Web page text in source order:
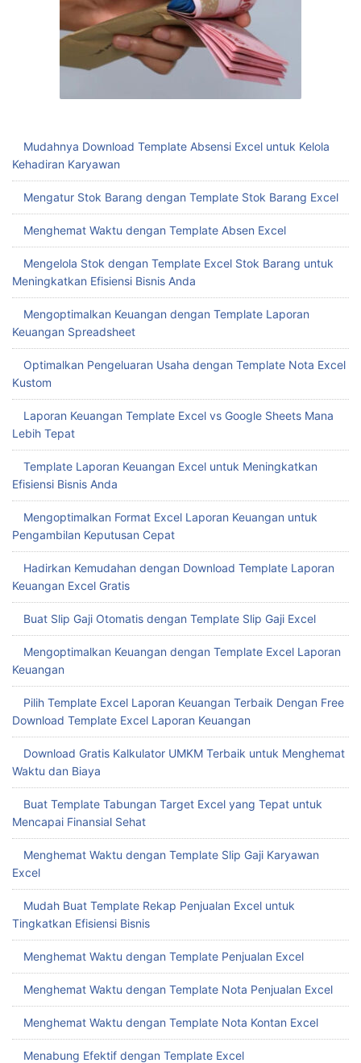
Mudahnya Download Template Absensi Excel untuk Kelola
Kehadiran Karyawan
Mengatur Stok Barang dengan Template Stok Barang Excel
Menghemat Waktu dengan Template Absen Excel
Mengelola Stok dengan Template Excel Stok Barang untuk
Meningkatkan Efisiensi Bisnis Anda
Mengoptimalkan Keuangan dengan Template Laporan
Keuangan Spreadsheet
Optimalkan Pengeluaran Usaha dengan Template Nota Excel
Kustom
Laporan Keuangan Template Excel vs Google Sheets Mana
Lebih Tepat
Template Laporan Keuangan Excel untuk Meningkatkan
Efisiensi Bisnis Anda
Mengoptimalkan Format Excel Laporan Keuangan untuk
Pengambilan Keputusan Cepat
Hadirkan Kemudahan dengan Download Template Laporan
Keuangan Excel Gratis
Buat Slip Gaji Otomatis dengan Template Slip Gaji Excel
Mengoptimalkan Keuangan dengan Template Excel Laporan
Keuangan
Pilih Template Excel Laporan Keuangan Terbaik Dengan Free
Download Template Excel Laporan Keuangan
Download Gratis Kalkulator UMKM Terbaik untuk Menghemat
Waktu dan Biaya
Buat Template Tabungan Target Excel yang Tepat untuk
Mencapai Finansial Sehat
Menghemat Waktu dengan Template Slip Gaji Karyawan
Excel
Mudah Buat Template Rekap Penjualan Excel untuk
Tingkatkan Efisiensi Bisnis
Menghemat Waktu dengan Template Penjualan Excel
Menghemat Waktu dengan Template Nota Penjualan Excel
Menghemat Waktu dengan Template Nota Kontan Excel
Menabung Efektif dengan Template Excel